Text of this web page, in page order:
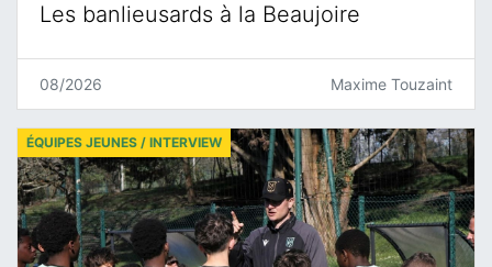
Les banlieusards à la Beaujoire
08/2026 Maxime Touzaint
ÉQUIPES JEUNES / INTERVIEW